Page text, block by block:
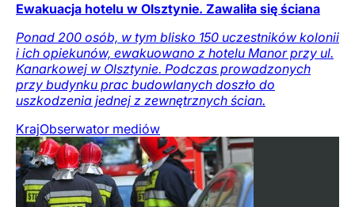
Ewakuacja hotelu w Olsztynie. Zawaliła się ściana
Ponad 200 osób, w tym blisko 150 uczestników kolonii
i ich opiekunów, ewakuowano z hotelu Manor przy ul.
Kanarkowej w Olsztynie. Podczas prowadzonych
przy budynku prac budowlanych doszło do
uszkodzenia jednej z zewnętrznych ścian.
KrajObserwator mediów